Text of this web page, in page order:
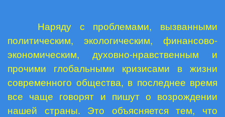
Наряду с проблемами, вызванными
политическим, экологическим, финансово-
экономическим, духовно-нравственным и
прочими глобальными кризисами в жизни
современного общества, в последнее время
все чаще говорят и пишут о возрождении
нашей страны. Это объясняется тем, что